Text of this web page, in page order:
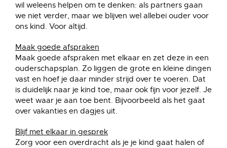
wil weleens helpen om te denken: als partners gaan
we niet verder, maar we blijven wel allebei ouder voor
ons kind. Voor altijd.
Maak goede afspraken
Maak goede afspraken met elkaar en zet deze in een
ouderschapsplan. Zo liggen de grote en kleine dingen
vast en hoef je daar minder strijd over te voeren. Dat
is duidelijk naar je kind toe, maar ook fijn voor jezelf. Je
weet waar je aan toe bent. Bijvoorbeeld als het gaat
over vakanties en dagjes uit.
Blijf met elkaar in gesprek
Zorg voor een overdracht als je je kind gaat halen of